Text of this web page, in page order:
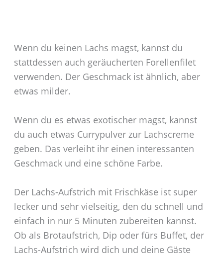
Wenn du keinen Lachs magst, kannst du
stattdessen auch geräucherten Forellenfilet
verwenden. Der Geschmack ist ähnlich, aber
etwas milder.
Wenn du es etwas exotischer magst, kannst
du auch etwas Currypulver zur Lachscreme
geben. Das verleiht ihr einen interessanten
Geschmack und eine schöne Farbe.
Der Lachs-Aufstrich mit Frischkäse ist super
lecker und sehr vielseitig, den du schnell und
einfach in nur 5 Minuten zubereiten kannst.
Ob als Brotaufstrich, Dip oder fürs Buffet, der
Lachs-Aufstrich wird dich und deine Gäste